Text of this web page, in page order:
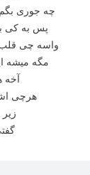
چه جوری
پس به کی
واسه چی
مگه میشه
هرچی
زیر